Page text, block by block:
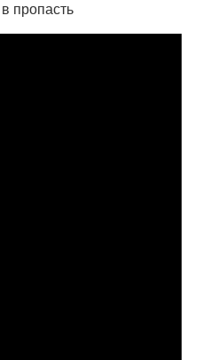
пропасть